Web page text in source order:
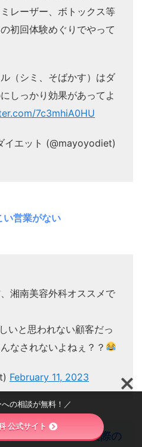
レーザー、ボトックス等
初回体験めぐりでやって
（シミ、そばかす）はダ
しっかり効果があってよ
7c3mhiA0HU
イエット (@mayoyodiet)
い営業がない
湘南美容外科オススメで
いと思われない顧客だっ
なされないよねぇ？？
February 11, 2023
トフェイシャル】実際の
の相談が無料！／
公式サイト